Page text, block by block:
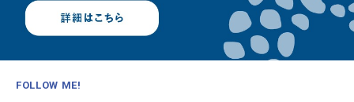
FOLLOW ME!